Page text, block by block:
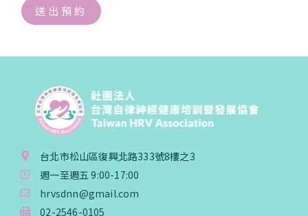
送出預約
台北市松山區復興北路333號8樓之3
週一至週五 9:00-17:00
hrvsdnn@gmail.com
02-2546-0105